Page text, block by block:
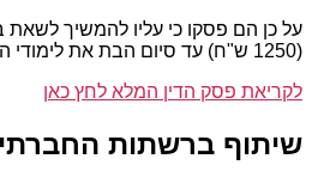
על כן הם פסקו כי עליו להמשיך לשאת
(1250 ש"ח) עד סיום הבת את לימודי התיכון.
לקריאת פסק הדין המלא לחץ כאן
שיתוף ברשתות